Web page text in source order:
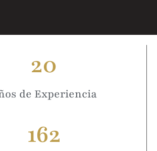
de Experiencia
20
162